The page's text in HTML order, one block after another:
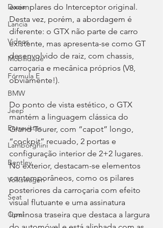
Dacia
Lancia
Videos
Mobilidade
Fórmula E
BMW
Jeep
Entrevistas
Lamborghini
Bentley
Volkswagen
Seat
Opel
exemplares do Interceptor original.
Desta vez, porém, a abordagem é
diferente: o GTX não parte de carro
existente, mas apresenta-se como GT
desenvolvido de raiz, com chassis,
carroçaria e mecânica próprios (V8,
obviamente!).
Do ponto de vista estético, o GTX
mantém a linguagem clássica do
Grand Tourer, com “capot” longo,
“cockpit” recuado, 2 portas e
configuração interior de 2+2 lugares.
No exterior, destacam-se elementos
contemporâneos, como os pilares
posteriores da carroçaria com efeito
visual flutuante e uma assinatura
luminosa traseira que destaca a largura